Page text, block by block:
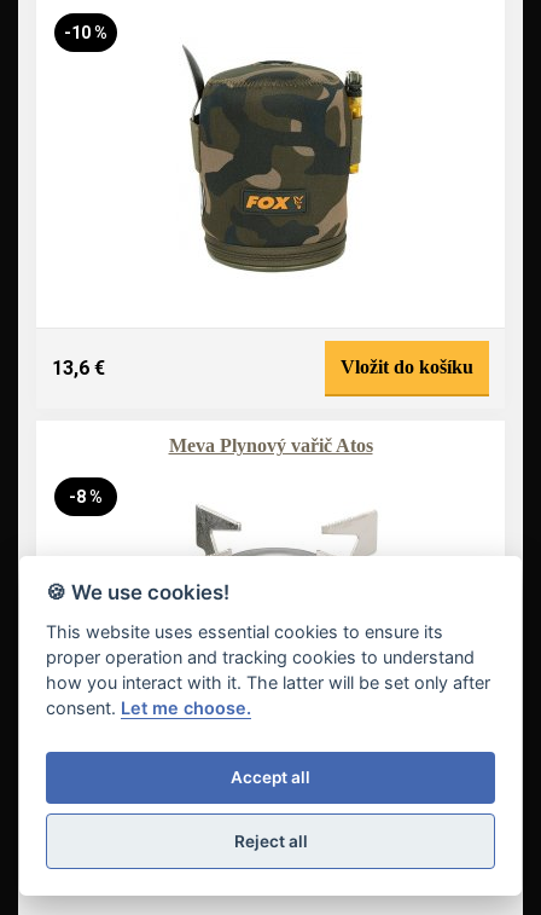
-10 %
13,6 € Vložit do košíku
Meva Plynový vařič Atos
-8 %
🍪 We use cookies!
This website uses essential cookies to ensure its
proper operation and tracking cookies to understand
how you interact with it. The latter will be set only after
consent. Let me choose.
Accept all
Reject all